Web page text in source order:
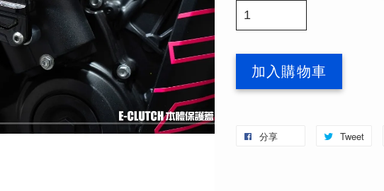
加入購物車
分享 Tweet